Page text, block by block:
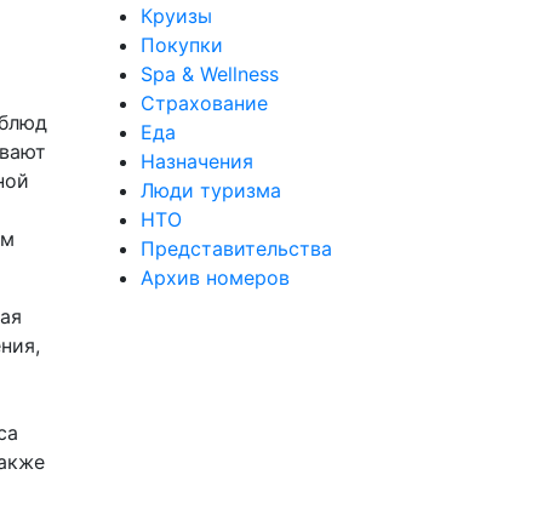
Круизы
Покупки
Spa & Wellness
Страхование
Еда
Назначения
Люди туризма
НТО
Представительства
Архив номеров